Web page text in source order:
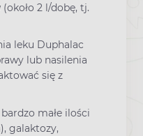
2 l/dobę, tj.
leku Duphalac
lub nasilenia
się z
małe ilości
galaktozy,